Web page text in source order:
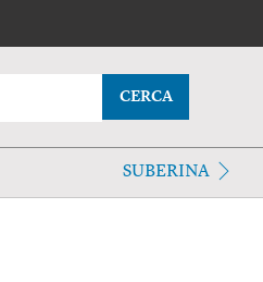
CERCA
SUBERINA